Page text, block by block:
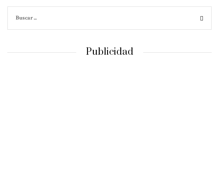
Publicidad